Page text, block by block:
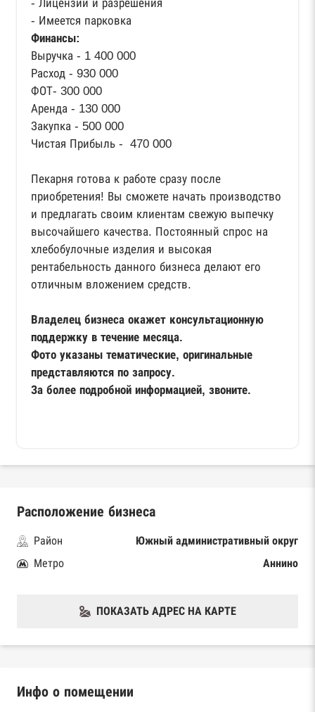
- Лицензии и разрешения
- Имеется парковка
Финансы:
Выручка - 1 400 000
Расход - 930 000
ФОТ- 300 000
Аренда - 130 000
Закупка - 500 000
Чистая Прибыль - 470 000
Пекарня готова к работе сразу после
приобретения! Вы сможете начать производство
и предлагать своим клиентам свежую выпечку
высочайшего качества. Постоянный спрос на
хлебобулочные изделия и высокая
рентабельность данного бизнеса делают его
отличным вложением средств.
Владелец бизнеса окажет консультационную
поддержку в течение месяца.
Фото указаны тематические, оригинальные
представляются по запросу.
За более подробной информацией, звоните.
Расположение бизнеса
Район
Южный административный округ
Метро
Аннино
ПОКАЗАТЬ АДРЕС НА КАРТЕ
Инфо о помещении